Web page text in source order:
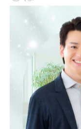
相性と価値観を
蕨市では、多様な
価値観のすり合わ
となっています。
の価値観を明確に
勢が不可欠です。